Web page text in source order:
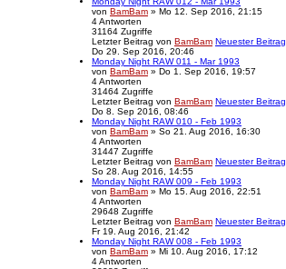
von BamBam » Mo 12. Sep 2016, 21:15
4Antworten
31164 Zugriffe
Letzter Beitrag von BamBam Neuester Beitrag
Do 29. Sep 2016, 20:46
Monday Night RAW 011 - Mar 1993
von BamBam » Do 1. Sep 2016, 19:57
4Antworten
31464 Zugriffe
Letzter Beitrag von BamBam Neuester Beitrag
Do 8. Sep 2016, 08:46
Monday Night RAW 010 - Feb 1993
von BamBam » So 21. Aug 2016, 16:30
4Antworten
31447 Zugriffe
Letzter Beitrag von BamBam Neuester Beitrag
So 28. Aug 2016, 14:55
Monday Night RAW 009 - Feb 1993
von BamBam » Mo 15. Aug 2016, 22:51
4Antworten
29648 Zugriffe
Letzter Beitrag von BamBam Neuester Beitrag
Fr 19. Aug 2016, 21:42
Monday Night RAW 008 - Feb 1993
von BamBam » Mi 10. Aug 2016, 17:12
4Antworten